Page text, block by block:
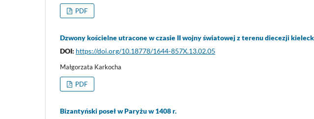
PDF
Dzwony kościelne utracone w czasie II wojny światowej z terenu diecezji
DOI: https://doi.org/10.18778/1644-857X.13.02.05
Małgorzata Karkocha
PDF
Bizantyński poseł w Paryżu w 1408 r.